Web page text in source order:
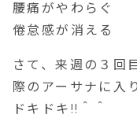
腰痛がやわらぐ
倦怠感が消える
さて、来週の３回
際のアーサナに入
ドキドキ!!＾＾